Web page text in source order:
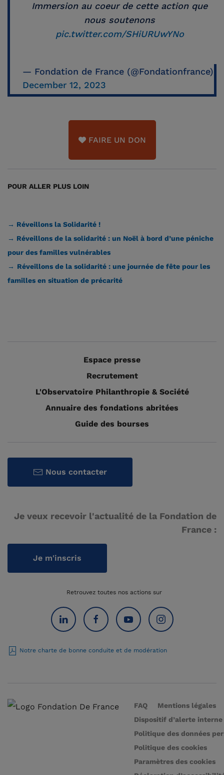
Immersion au coeur de cette action que
nous soutenons
pic.twitter.com/SHiURUwYNo
— Fondation de France (@Fondationfrance)
December 12, 2023
FAIRE UN DON
POUR ALLER PLUS LOIN
→ Réveillons la Solidarité !
→ Réveillons de la solidarité : un Noël à bord d’une péniche
pour des familles vulnérables
→ Réveillons de la solidarité : une journée de fête pour les
familles en situation de précarité
Espace presse
Recrutement
L'Observatoire Philanthropie & Société
Annuaire des fondations abritées
Guide des bourses
Nous contacter
Je veux recevoir l'actualité de la Fondation de
France :
Je m'inscris
Retrouvez toutes nos actions sur
Notre charte de bonne conduite et de modération
FAQ
Mentions légales
Dispositif d’alerte interne
Politique des données
Politique des cookies
Paramètres des cookies